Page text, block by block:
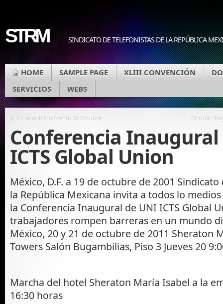
STRM SINDICATO DE TELEFONISTAS DE LA REPÚBLICA
HOME SAMPLE PAGE XLIII CONVENCIÓN
SERVICIOS
WEBS
« Circular Mitin Atento 20 Octubre Circular:
Conferencia Inaugural
ICTS Global Union
México, D.F. a 19 de octubre de 2001
la República Mexicana invita a todos lo
la Conferencia Inaugural de UNI ICTS Global
trabajadores rompen barreras en un mundo
México, 20 y 21 de octubre de 2011 Sheraton
Towers Salón Bugambilias, Piso 3 Jueves 20
Marcha del hotel Sheraton María Isabel a la
16:30 horas